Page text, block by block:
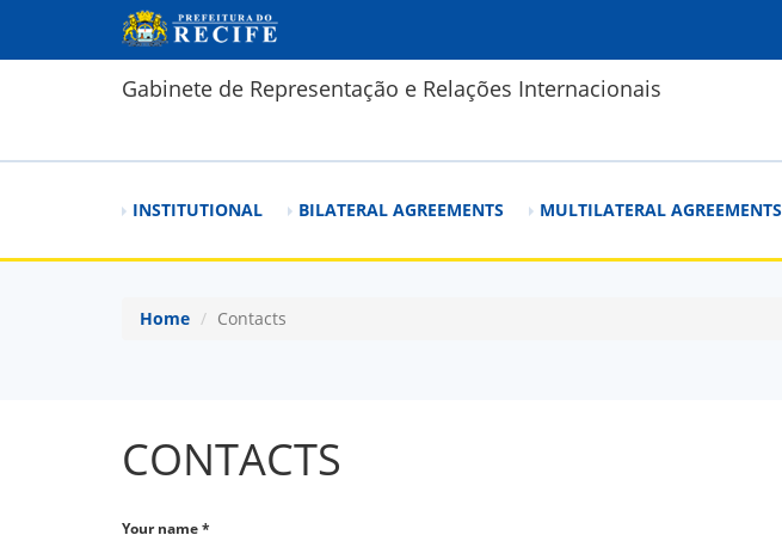
Skip to main content
Gabinete de Representação e Relações Internacionais
INSTITUTIONAL BILATERAL AGREEMENTS MULTILATERAL AGREEMENTS
Home Contacts
CONTACTS
Your name*